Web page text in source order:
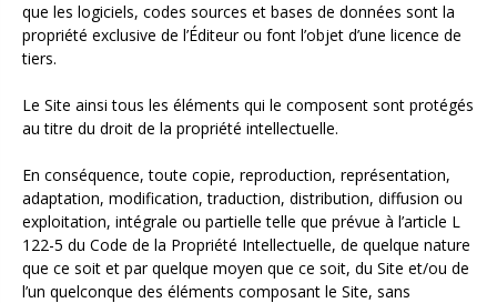
que les logiciels, codes sources et bases de données sont la
propriété exclusive de l’Éditeur ou font l’objet d’une licence de
tiers.
Le Site ainsi tous les éléments qui le composent sont protégés
au titre du droit de la propriété intellectuelle.
En conséquence, toute copie, reproduction, représentation,
adaptation, modification, traduction, distribution, diffusion ou
exploitation, intégrale ou partielle telle que prévue à l’article L
122-5 du Code de la Propriété Intellectuelle, de quelque nature
que ce soit et par quelque moyen que ce soit, du Site et/ou de
l’un quelconque des éléments composant le Site, sans